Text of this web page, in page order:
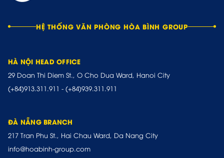
HỆ THỐNG VĂN PHÒNG HÒA BÌNH GROUP
HÀ NỘI HEAD OFFICE
29 Doan Thi Diem St., O Cho Dua Ward, Hanoi City
(+84)913.311.911 - (+84)939.311.911
ĐÀ NẴNG BRANCH
217 Tran Phu St., Hai Chau Ward, Da Nang City
info@hoabinh-group.com